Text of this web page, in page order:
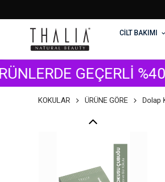
CİLT BAKIMI
%40 İNDİRİM
KOKULAR ÜRÜNE GÖRE Dolap